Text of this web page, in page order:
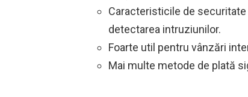
Caracteristicile de
detectarea intruziunilor.
Foarte util pentru vânzări
Mai multe metode de plată